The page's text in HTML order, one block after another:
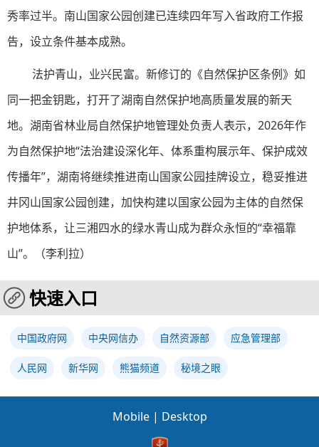
秀率过半。南山国家公园创建已连续四年写入省政府工作报
告，设立条件基本成熟。
法护青山，业兴民富。新修订的《自然保护区条例》如
同一把金钥匙，打开了湖南自然保护地高质量发展的新天
地。湖南省林业局自然保护地管理处负责人表示，2026年作
为自然保护地“法治建设深化年、体系重构展示年、保护成效
传播年”，湖南将继续推进南山国家公园挂牌设立，稳妥推进
井冈山国家公园创建，加快构建以国家公园为主体的自然保
护地体系，让三湘四水的绿水青山成为群众永恒的“幸福靠
山”。（李利拉）
快速入口
中国政府网 中央网信办 自然资源部 应急管理部
人民网 新华网 熊猫频道 秘境之眼
Mobile | Desktop